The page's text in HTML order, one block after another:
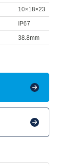
10×18×23
IP67
38.8mm